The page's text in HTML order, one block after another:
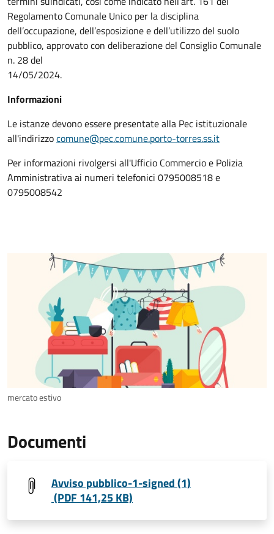
Regolamento Comunale Unico per la disciplina
dell’occupazione, dell’esposizione e dell’utilizzo del suolo
pubblico, approvato con deliberazione del Consiglio Comunale
n. 28 del
14/05/2024.
Informazioni
Le istanze devono essere presentate alla Pec istituzionale
all'indirizzocomune@pec.comune.porto-torres.ss.it
Per informazioni rivolgersi all'Ufficio Commercio e Polizia
Amministrativa ai numeri telefonici 0795008518 e
0795008542
mercato estivo
Documenti
Avviso pubblico-1-signed (1)
(PDF 141,25 KB)